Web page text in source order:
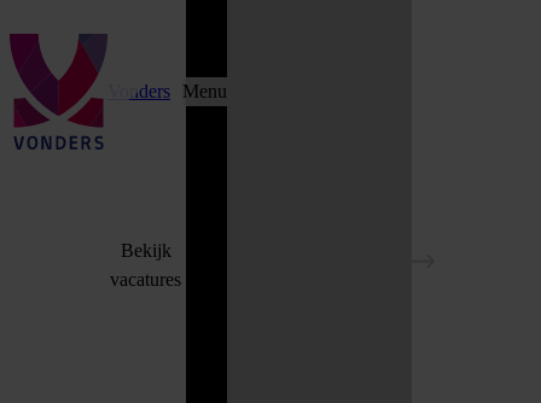
Vonders Menu
Bekijk
vacatures